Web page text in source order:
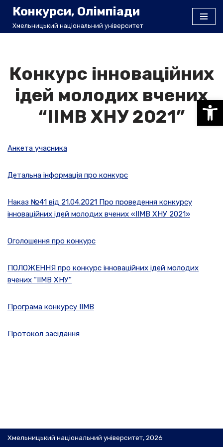
Перейти
Конкурси, Олімпіади
Хмельницький національний університет
Конкурс інноваційних
ідей молодих вчених
“ІІМВ ХНУ 2021”
Анкета учасника
Детальна інформація про конкурс
Наказ №41 від 21.04.2021 Про проведення конкурсу
інноваційних ідей молодих вчених «ІІМВ ХНУ 2021»
Оголошення про конкурс
ПОЛОЖЕННЯ про конкурс інноваційних ідей молодих
вчених “ІІМВ ХНУ”
Програма конкурсу ІІМВ
Протокол засідання
Хмельницький національний університет, 2026